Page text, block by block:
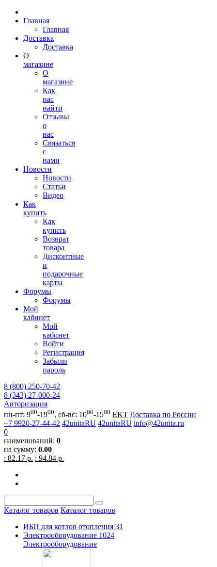
Главная
Главная
Доставка
Доставка
О
магазине
О
магазине
Как
нас
найти
Отзывы
о
нас
Связаться
с
нами
Новости
Новости
Статьи
Видео
Как
купить
Как
купить
Возврат
товара
Дисконтные
и
подарочные
карты
Форумы
Форумы
Мой
кабинет
Мой
кабинет
Войти
Регистрация
Забыли
пароль
8 (800) 250-70-42
8 (343) 27-000-24
Авторизация
пн-пт: 900-1900, сб-вс: 1000-1500 EKT Доставка по России
+7 9920-27-44-42 42unitaRU 42unitaRU info@42unita.ru
0
наименований: 0
на сумму: 0.00
: 82.17 р. : 94.84 р.
Каталог товаров Каталог товаров
ИБП для котлов отопления 31
Электрооборудование 1024
Электрооборудование